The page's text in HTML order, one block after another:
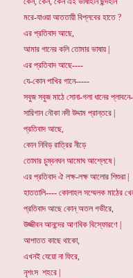
মরে-যাওয়া আততায়ী বিপ্লবের হাতে ?
এর প্রতিবাদ আছে,
আমার গানের কলি তোমার ভাষায় |
এর প্রতিবাদ আছে----
যে-কোন পাখির গানে-----
সবুজ সবুজ মাঠে সোনা-গলা ধানের
সারিগান নৌকা নদী উদ্দাম প্রান্তরে |
প্রতিবাদ আছে,
কোন নিবিড় রাত্রির নীড়ে
তোমার চুম্বনঘন আমোঘ আশ্লেষে |
এর প্রতিবাদ ঐ লক্ষ-লক্ষ আলোর শিশুরা |
হাততালি---- কোলাহল সম্মেলক মাঠের
প্রতিবাদ আছে কোন্ অতল গভীরে,
উজ্জীবন আনন্দের আণবিক বিস্ফোরণে |
আপাতত কাছে থাকো,
এখনই যেয়ো না ফিরে,
নৃশংস শহরে |